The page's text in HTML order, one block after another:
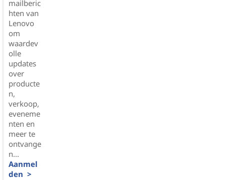
mailberic
hten van
Lenovo
om
waardev
olle
updates
over
producte
n,
verkoop,
eveneme
nten en
meer te
ontvange
n...
Aanmel
den >